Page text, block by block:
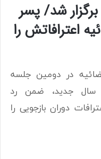
شد/ پسر
اعترافاتش را
در دومین جلسه
سال جدید،‌ ضمن رد
دوران بازجویی را